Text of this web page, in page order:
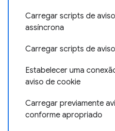
Carregar scripts de
assíncrona
Carregar scripts de
Estabelecer uma
aviso de cookie
Carregar previamente
conforme apropriado